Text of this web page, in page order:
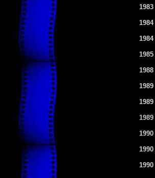
1983
1984
1984
1985
1988
1989
1989
1989
1990
1990
1990